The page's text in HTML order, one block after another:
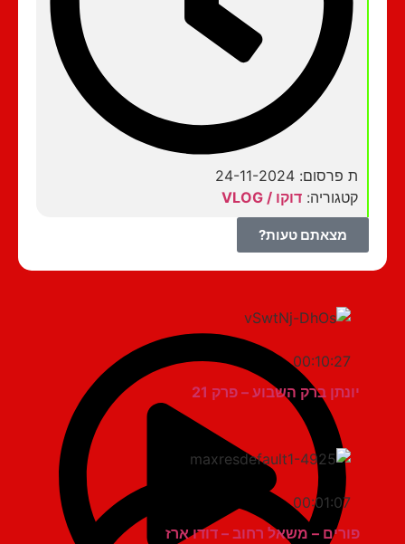
ת פרסום: 24-11-2024
קטגוריה:דוקו / VLOG
מצאתם טעות?
00:10:27
יונתן ברק השבוע – פרק 21
00:01:07
פורים – משאל רחוב – דודו ארז